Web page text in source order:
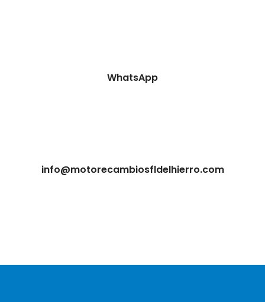
WhatsApp
info@motorecambiosfldelhierro.com